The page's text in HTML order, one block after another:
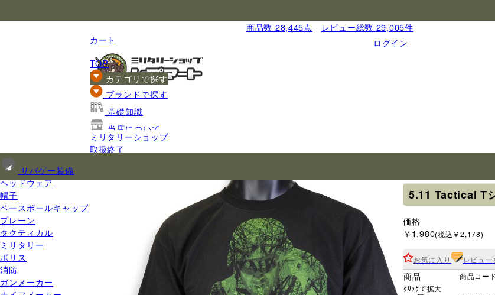
商品数 28,445点
レビュー総数 29,005件
ログイン
カート
TOP
カテゴリで探す
サバゲー装備
ヘッドウェア
帽子
ベースボールキャップ
プレーン
タクティカル
ミリタリー
ポリス
消防
ガンメーカー
ブランドで探す
基礎知識
当店について
ご利用ガイド
ミリタリーショップ
取扱終了
5.11 Tactical T
価格
￥1,980(税込￥2,178)
お気に入り レビュー
商品
ｸﾘｯｸで拡大
商品コー